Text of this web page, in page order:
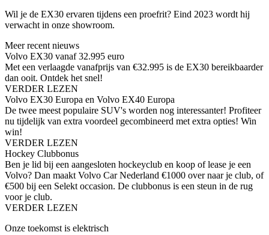
Wil je de EX30 ervaren tijdens een proefrit? Eind 2023 wordt hij
verwacht in onze showroom.
Meer recent nieuws
Volvo EX30 vanaf 32.995 euro
Met een verlaagde vanafprijs van €32.995 is de EX30 bereikbaarder
dan ooit. Ontdek het snel!
VERDER LEZEN
Volvo EX30 Europa en Volvo EX40 Europa
De twee meest populaire SUV's worden nog interessanter! Profiteer
nu tijdelijk van extra voordeel gecombineerd met extra opties! Win
win!
VERDER LEZEN
Hockey Clubbonus
Ben je lid bij een aangesloten hockeyclub en koop of lease je een
Volvo? Dan maakt Volvo Car Nederland €1000 over naar je club, of
€500 bij een Selekt occasion. De clubbonus is een steun in de rug
voor je club.
VERDER LEZEN
Onze toekomst is elektrisch